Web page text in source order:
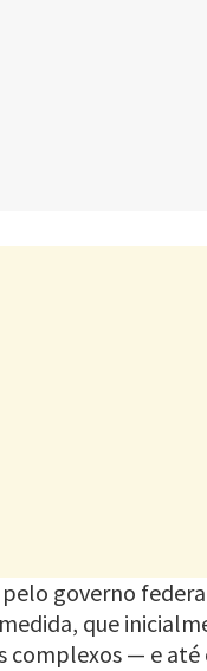
governo
que
complexos — e